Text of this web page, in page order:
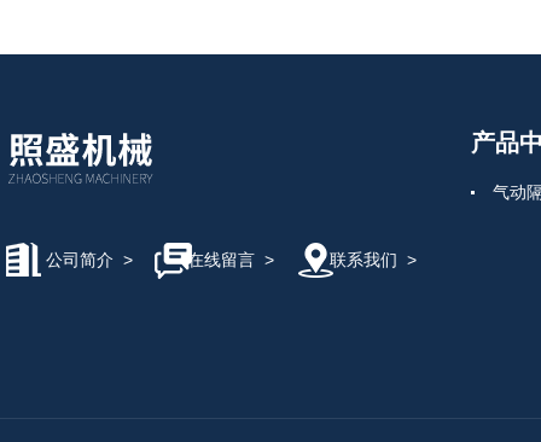
公司简介 > 在线留言 > 联系我们 >
产品
气动